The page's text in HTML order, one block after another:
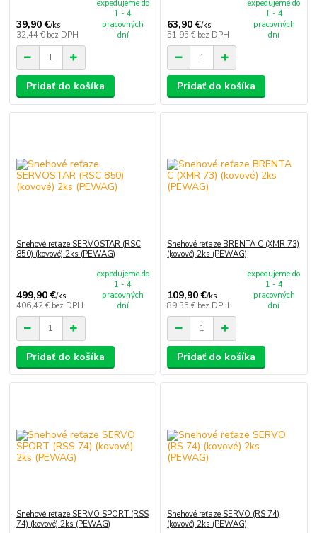
39,90 €/ks
32,44 € bez DPH
expedujeme do
1 - 4
pracovných
dní
Pridať do košíka
63,90 €/ks
51,95 € bez DPH
expedujeme do
1 - 4
pracovných
dní
Pridať do košíka
Snehové reťaze SERVOSTAR (RSC
850) (kovové) 2ks (PEWAG)
499,90 €/ks
406,42 € bez DPH
expedujeme do
1 - 4
pracovných
dní
Pridať do košíka
Snehové reťaze BRENTA C (XMR 73)
(kovové) 2ks (PEWAG)
109,90 €/ks
89,35 € bez DPH
expedujeme do
1 - 4
pracovných
dní
Pridať do košíka
Snehové reťaze SERVO SPORT (RSS
74) (kovové) 2ks (PEWAG)
Snehové reťaze SERVO (RS 74)
(kovové) 2ks (PEWAG)